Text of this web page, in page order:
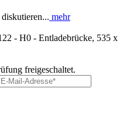
mehr
- H0 - Entladebrücke, 535 x
freigeschaltet.